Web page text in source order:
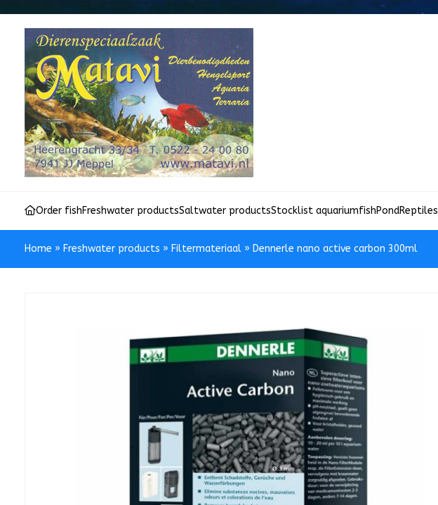
Order fishFreshwater productsSaltwater productsStocklist aquariumfishPondReptiles
Home » Freshwater products » Filtermateriaal » Dennerle nano active carbon 300ml